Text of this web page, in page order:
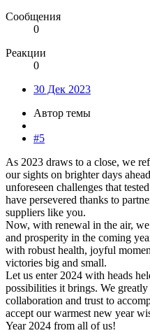
Сообщения
0
Реакции
0
30 Дек 2023
Автор темы
#5
As 2023 draws to a close, we
our sights on brighter days
unforeseen challenges that
have persevered thanks to
suppliers like you.
Now, with renewal in the air,
and prosperity in the coming
with robust health, joyful
victories big and small.
Let us enter 2024 with heads
possibilities it brings. We
collaboration and trust to
accept our warmest new year
Year 2024 from all of us!